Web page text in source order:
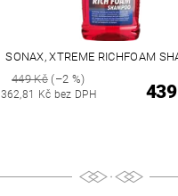
SONAX, XTREME RICHFOAM
449 Kč (–2 %)
362,81 Kč bez DPH